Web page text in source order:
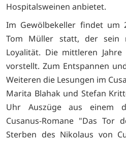
Hospitalsweinen anbietet.
Im Gewölbekeller findet um
Tom Müller statt, der sein
Loyalität. Die mittleren
vorstellt. Zum Entspannen
Weiteren die Lesungen im
Marita Blahak und Stefan
Uhr Auszüge aus einem
Cusanus-Romane "Das Tor
Sterben des Nikolaus von